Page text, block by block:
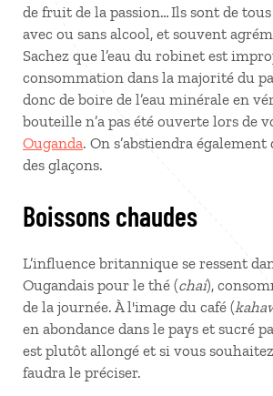
de fruit de la passion… Ils sont de
avec ou sans alcool, et souvent
Sachez que l’eau du robinet est
consommation dans la majorité du
donc de boire de l’eau minérale en
bouteille n’a pas été ouverte lors de
Ouganda. On s’abstiendra
des glaçons.
Boissons chaudes
L’influence britannique se ressent
Ougandais pour le thé (chai),
de la journée. À l'image du café (
en abondance dans le pays et sucré
est plutôt allongé et si vous
faudra le préciser.